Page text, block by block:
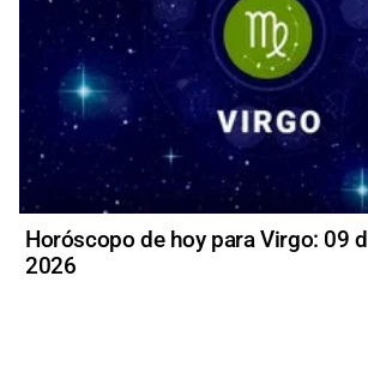
Horóscopo de hoy para Virgo: 09
2026